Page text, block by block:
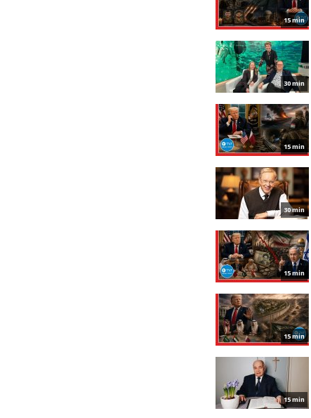
15 min
30 min
15 min
30 min
15 min
15 min
15 min